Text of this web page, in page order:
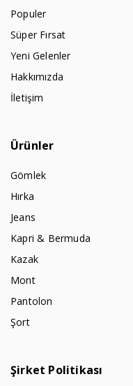
Populer
Süper Fırsat
Yeni Gelenler
Hakkımızda
İletişim
Ürünler
Gömlek
Hırka
Jeans
Kapri & Bermuda
Kazak
Mont
Pantolon
Şort
Şirket Politikası